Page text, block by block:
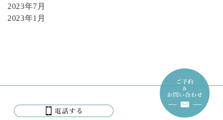
2023年7月
2023年1月